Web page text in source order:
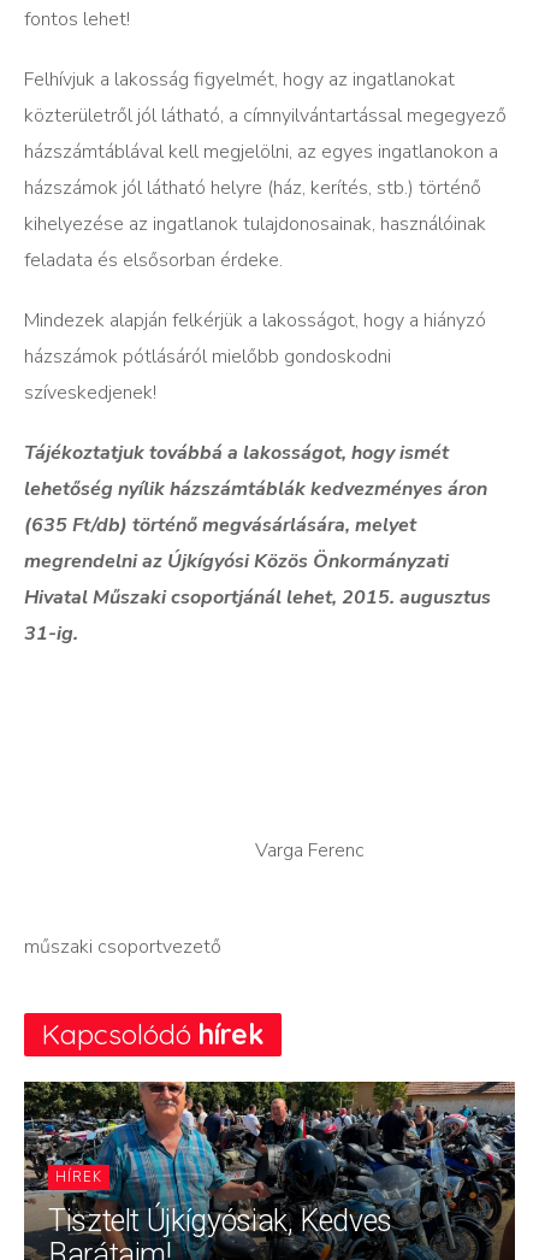
fontos lehet!
Felhívjuk a lakosság figyelmét, hogy az ingatlanokat
közterületről jól látható, a címnyilvántartással megegyező
házszámtáblával kell megjelölni, az egyes ingatlanokon a
házszámok jól látható helyre (ház, kerítés, stb.) történő
kihelyezése az ingatlanok tulajdonosainak, használóinak
feladata és elsősorban érdeke.
Mindezek alapján felkérjük a lakosságot, hogy a hiányzó
házszámok pótlásáról mielőbb gondoskodni
szíveskedjenek!
Tájékoztatjuk továbbá a lakosságot, hogy ismét
lehetőség nyílik házszámtáblák kedvezményes áron
(635 Ft/db) történő megvásárlására, melyet
megrendelni az Újkígyósi Közös Önkormányzati
Hivatal Műszaki csoportjánál lehet, 2015. augusztus
31-ig.
Varga Ferenc
műszaki csoportvezető
Kapcsolódó hírek
HÍREK
Tisztelt Újkígyósiak, Kedves